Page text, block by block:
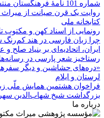
شماره 101 نامۀ فرهنگستان منتشر شد
روایت یک قرن صیانت از میراث
کتابخانه ملی
رونمایی از اسناد کهن و مکتوب
چرا زبان فارسی در هند کم‌رنگ
ایران، اتحادیه‌ای بر بنیاد
رستاخیز شعر پارسی در
«دره‌های حشاشین و دیگر
لرستان و ایلام
فراخوان هشتمین همایش ملّی
بزرگداشت شیخ شهاب‌الدین
درباره ما